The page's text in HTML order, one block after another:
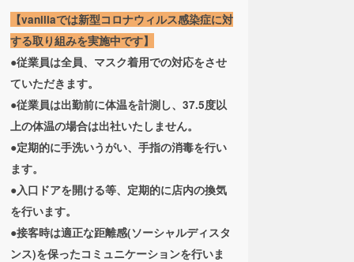
【vanillaでは新型コロナウィルス感染症に対
する取り組みを実施中です】
●従業員は全員、マスク着用での対応をさせ
ていただきます。
●従業員は出勤前に体温を計測し、37.5度以
上の体温の場合は出社いたしません。
●定期的に手洗いうがい、手指の消毒を行い
ます。
●入口ドアを開ける等、定期的に店内の換気
を行います。
●接客時は適正な距離感(ソーシャルディスタ
ンス)を保ったコミュニケーションを行いま